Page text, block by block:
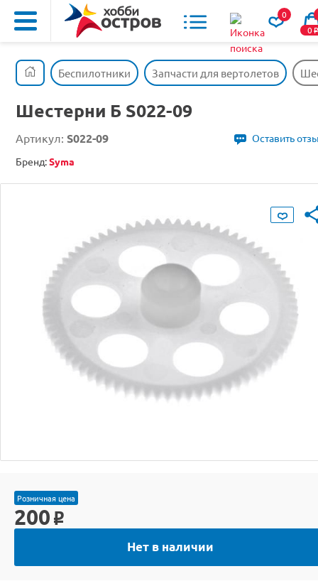
0
0o
Беспилотники Запчасти для вертолетов
Шестерни Б S022-09
Артикул: S022-09
Оставить
Бренд:Syma
Розничная цена
200 o
Нет в наличии